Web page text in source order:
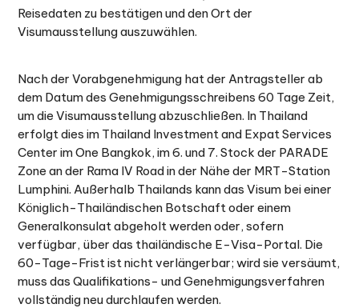
Reisedaten zu bestätigen und den Ort der
Visumausstellung auszuwählen.
Nach der Vorabgenehmigung hat der Antragsteller ab
dem Datum des Genehmigungsschreibens 60 Tage Zeit,
um die Visumausstellung abzuschließen. In Thailand
erfolgt dies im Thailand Investment and Expat Services
Center im One Bangkok, im 6. und 7. Stock der PARADE
Zone an der Rama IV Road in der Nähe der MRT-Station
Lumphini. Außerhalb Thailands kann das Visum bei einer
Königlich-Thailändischen Botschaft oder einem
Generalkonsulat abgeholt werden oder, sofern
verfügbar, über das thailändische E-Visa-Portal. Die
60-Tage-Frist ist nicht verlängerbar; wird sie versäumt,
muss das Qualifikations- und Genehmigungsverfahren
vollständig neu durchlaufen werden.